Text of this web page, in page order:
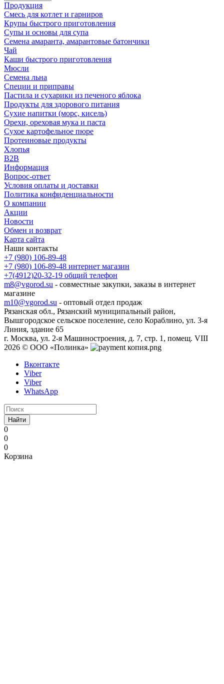
Продукция
Смесь для котлет и гарниров
Крупы быстрого приготовления
Супы и основы для супа
Семена амаранта, амарантовые батончики
Чай
Каши быстрого приготовления
Мюсли
Семена льна
Специи и приправы
Пастила и сухарики из печеного яблока
Продукты для здорового питания
Сухие напитки (морс, кисель)
Орехи, ореховая мука и паста
Сухое картофельное пюре
Протеиновые продукты
Хлопья
B2B
Информация
Вопрос-ответ
Условия оплаты и доставки
Политика конфиденциальности
О компании
Акции
Новости
Обмен и возврат
Карта сайта
Наши контакты
+7 (980) 106-89-48
+7 (980) 106-89-48 интернет магазин
+7(4912)20-32-19 общий телефон
m8@vgorod.su - совместные закупки, заказы в интернет
магазине
m10@vgorod.su - оптовый отдел продаж
Рязанская обл., Рязанский муниципальный район,
Вышгородское сельское поселение, село Кораблино, ул. 3-я
Линия, здание 65
г. Москва, ул. 2-я Машиностроения, д. 7, стр. 1, помещ. VIII
2026 © ООО «Полинка»
Вконтакте
Viber
Viber
WhatsApp
Найти
0
0
0
Корзина